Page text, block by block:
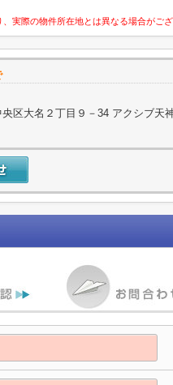
実際の物件所在地とは異なる場合がござ
区大名２丁目９－34 アクシブ天